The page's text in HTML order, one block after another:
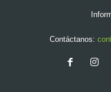
Contáctanos: